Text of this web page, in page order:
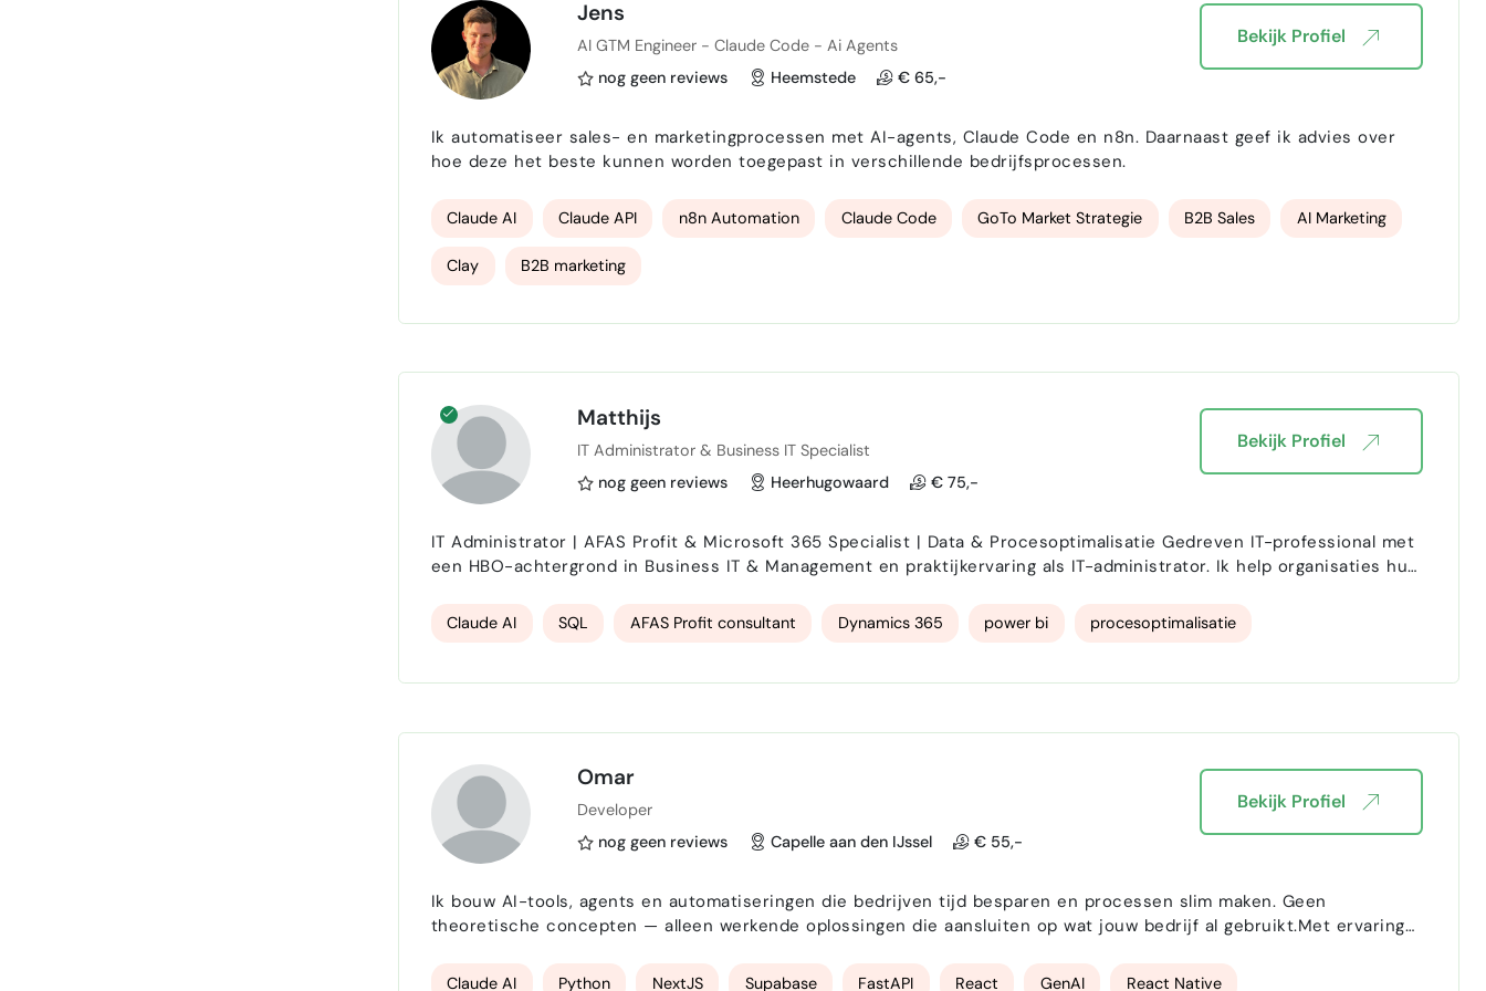
Jens
AI GTM Engineer - Claude Code - Ai Agents
nog geen reviews
Heemstede € 65,-
Ik automatiseer sales- en marketingprocessen met AI-agents, Claude Code en n8n. Daarnaast geef ik advies over
Claude AI Claude API n8n Automation Claude Code GoTo Market Strategie B2B Sales AI Marketing
Clay B2B marketing
Bekijk Profiel
Matthijs
IT Administrator & Business IT Specialist
nog geen reviews
Heerhugowaard € 75,-
IT Administrator | AFAS Profit & Microsoft 365 Specialist | Data & Procesoptimalisatie Gedreven IT-professional met
een HBO-achtergrond in Business IT & Management en praktijkervaring als IT-administrator. Ik help organisaties hun
Mijn expertise ligt in het beheren en optimalise…
Claude AI SQL AFAS Profit consultant Dynamics 365 power bi procesoptimalisatie
Bekijk Profiel
Omar
Developer
nog geen reviews
Capelle aan den IJssel € 55,-
Ik bouw AI-tools, agents en automatiseringen die bedrijven tijd besparen en processen slim maken. Geen
theoretische concepten — alleen werkende oplossingen die aansluiten op wat jouw bedrijf al gebruikt.Met ervaring
Next.js dashboard tot een schaalbare Python backend of een mobiele a…
Claude AI Python NextJS Supabase FastAPI React GenAI React Native
Bekijk Profiel